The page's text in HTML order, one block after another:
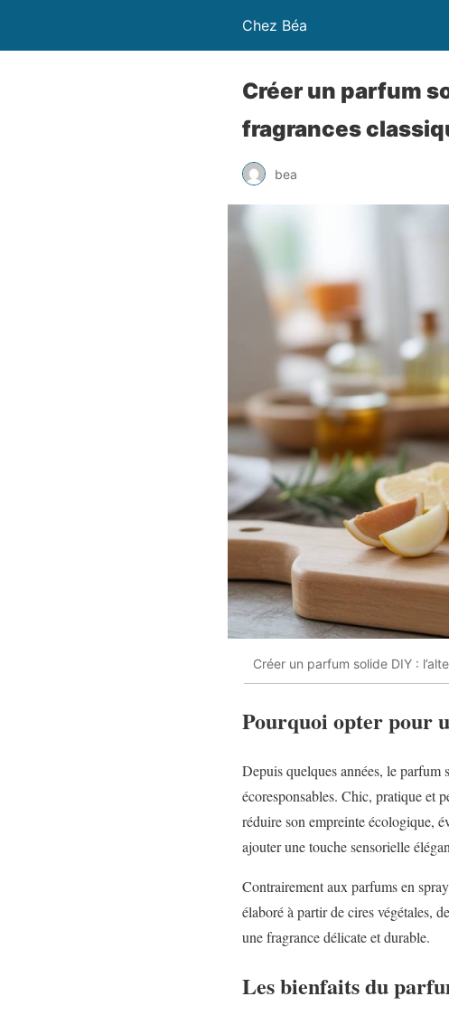
Chez Béa
Créer un parfum
fragrances
bea
Créer un parfum solide DIY :
Pourquoi opter pour
Depuis quelques années, le parfum
écoresponsables. Chic, pratique et
réduire son empreinte écologique,
ajouter une touche sensorielle
Contrairement aux parfums en
élaboré à partir de cires végétales,
une fragrance délicate et durable.
Les bienfaits du